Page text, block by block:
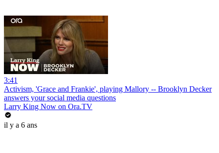
3:41
Activism, 'Grace and Frankie', playing Mallory -- Brooklyn Decker
answers your social media questions
Larry King Now on Ora.TV
il y a 6 ans